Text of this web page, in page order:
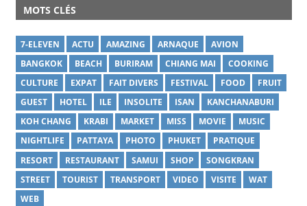
MOTS CLÉS
7-ELEVEN ACTU AMAZING ARNAQUE
AVION
BANGKOK
BEACH BURIRAM CHIANG MAI
COOKING
CULTURE
EXPAT FAIT DIVERS FESTIVAL FOOD
FRUIT
GUEST
HOTEL ILE INSOLITE ISAN
KANCHANABURI
KOH CHANG
KRABI MARKET MISS MOVIE
MUSIC
NIGHTLIFE
PATTAYA PHOTO PHUKET
PRATIQUE
RESORT
RESTAURANT SAMUI SHOP
SONGKRAN
STREET
TOURIST TRANSPORT VIDEO VISITE
WAT
WEB